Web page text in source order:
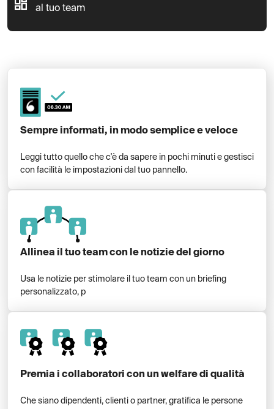
al tuo team
Sempre informati, in modo semplice e veloce
Leggi tutto quello che c'è da sapere in pochi minuti e gestisci
con facilità le impostazioni dal tuo pannello.
Allinea il tuo team con le notizie del giorno
Usa le notizie per stimolare il tuo team con un briefing
personalizzato, p
Premia i collaboratori con un welfare di qualità
Che siano dipendenti, clienti o partner, gratifica le persone